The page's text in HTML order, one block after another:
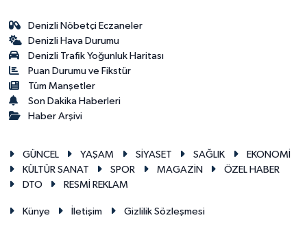
Denizli Nöbetçi Eczaneler
Denizli Hava Durumu
Denizli Trafik Yoğunluk Haritası
Puan Durumu ve Fikstür
Tüm Manşetler
Son Dakika Haberleri
Haber Arşivi
GÜNCEL YAŞAM SİYASET SAĞLIK
EKONOMİ
KÜLTÜR SANAT
SPOR MAGAZİN
ÖZEL HABER
DTO
RESMİ REKLAM
Künye İletişim Gizlilik Sözleşmesi